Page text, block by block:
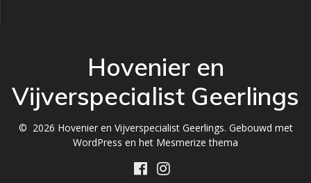
Hovenier en
Vijverspecialist Geerlings
© 2026 Hovenier en Vijverspecialist Geerlings. Gebouwd met
WordPress en het Mesmerize thema